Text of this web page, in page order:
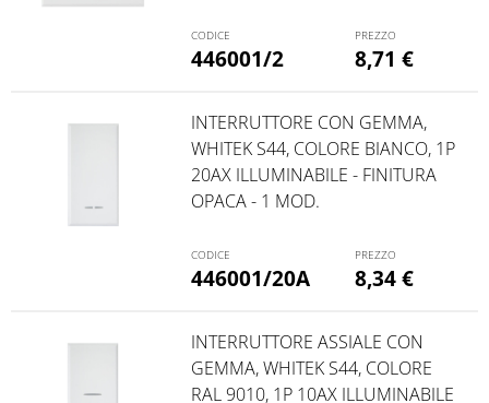
446001/2 8,71 €
446001/20A
INTERRUTTORE CON GEMMA,
WHITEK S44, COLORE BIANCO, 1P
20AX ILLUMINABILE - FINITURA
OPACA - 1 MOD.
8,34€
INTERRUTTORE ASSIALE CON
GEMMA, WHITEK S44, COLORE
RAL 9010, 1P 10AX ILLUMINABILE